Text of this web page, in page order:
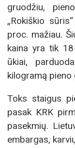
gruodžiu,
„Rokiškio
proc. mažiau.
kaina yra tik
ūkiai,
kilogramą pieno
Toks staigus
pasak KRK
pasekmių.
embargas,